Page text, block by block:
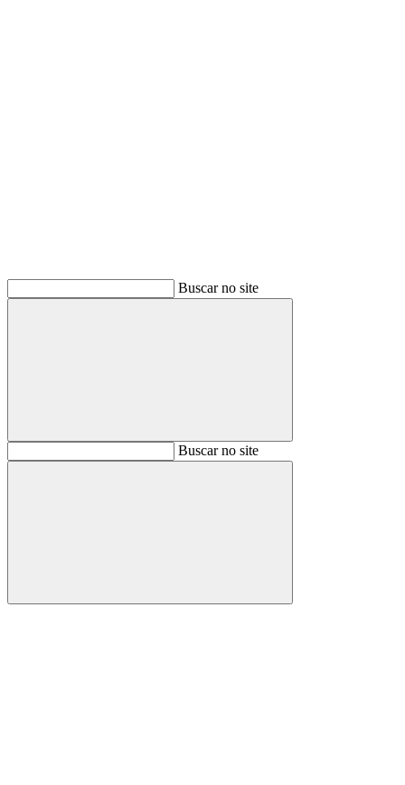
Buscar no site
BuscarBuscar no site
Buscar